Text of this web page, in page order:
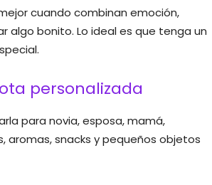
cuando combinan emoción,
algo bonito. Lo ideal es que tenga un
personalizada
para novia, esposa, mamá,
aromas, snacks y pequeños objetos